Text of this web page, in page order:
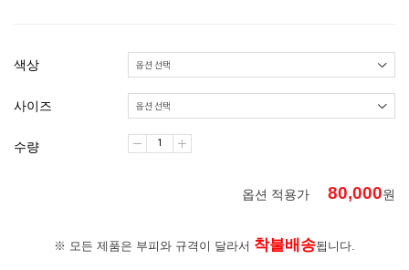
색상
사이즈
수량
옵션 적용가 80,000원
※ 모든 제품은 부피와 규격이 달라서 착불배송됩니다.